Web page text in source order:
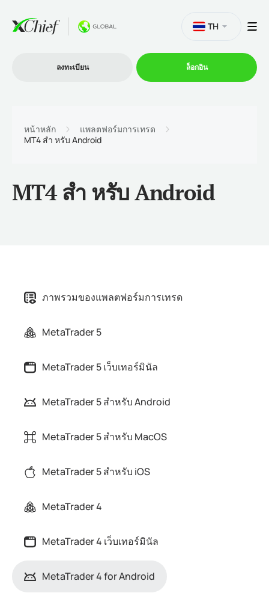
โปรโมชั่น
TH
ลงทะเบียน ล็อกอิน
หน้าหลัก
แพลตฟอร์มการเทรด
MT4 สํา หรับ Android
MT4 สํา หรับ Android
ภาพรวมของแพลตฟอร์มการเทรด
MetaTrader 5
MetaTrader 5 เว็บเทอร์มินัล
MetaTrader 5 สำหรับ Android
MetaTrader 5 สำหรับ MacOS
MetaTrader 5 สำหรับ iOS
MetaTrader 4
MetaTrader 4 เว็บเทอร์มินัล
MetaTrader 4 for Android